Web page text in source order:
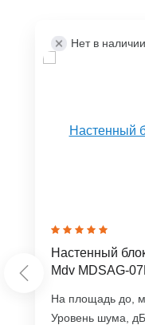
Нет в наличии
Настенный
Mdv MDSAG-
На площадь до,
Уровень шума, дБ